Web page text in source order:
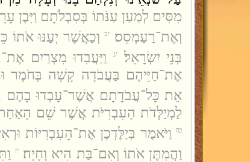
מִסִּים לְמַעַן עַנֹּתוֹ בְּסִבְלֹתָם וַיִּבֶן
וְאֶת־רַעַמְסֵס׃
יב
וְכַאֲשֶׁר יְעַנּוּ אֹתוֹ
בְּנֵי יִשְׂרָאֵל׃
יג וַיַּעֲבִדוּ מִצְרַיִם
אֶת־חַיֵּיהֶם בַּעֲבֹדָה קָשָׁה בְּחֹמֶר
אֵת כָּל־עֲבֹדָתָם אֲשֶׁר־עָבְדוּ בָהֶם
לַמְיַלְּדֹת הָעִבְרִיֹּת אֲשֶׁר שֵׁם
טז
וַיֹּאמֶר בְּיַלֶּדְכֶן אֶת־הָעִבְרִיּוֹת
וַהֲמִתֶּן אֹתוֹ וְאִם־בַּת הִיא וָחָיָה׃ יז